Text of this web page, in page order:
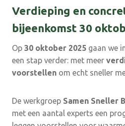
Verdieping en
bijeenkomst 30
Op 30 oktober 2025 gaan we
een stap verder: met meer
voorstellen om echt sneller
De werkgroep Samen Sneller
met een aantal experts een